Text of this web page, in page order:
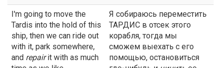
I'm going to move the
Tardis into the hold of this
ship, then we can ride out
with it, park somewhere,
and repairit with as much
Я собираюсь переместить
ТАРДИС в отсек этого
корабля, тогда мы
сможем выехать с его
помощью, остановиться